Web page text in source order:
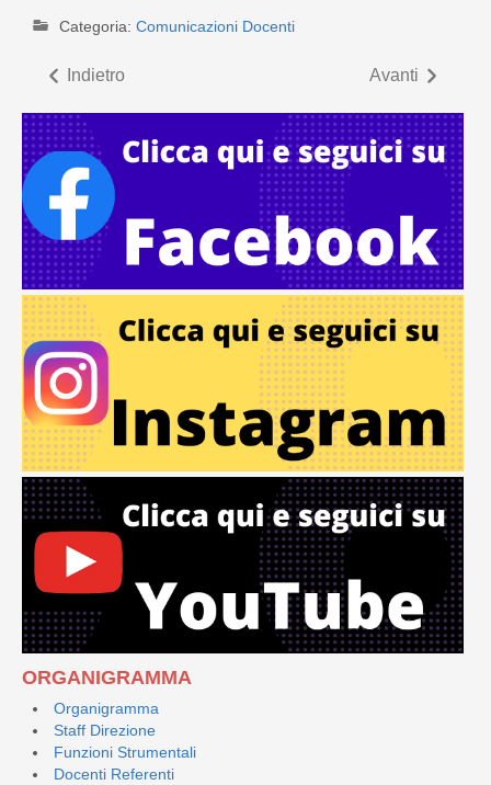
ORGANIGRAMMA
Organigramma
Staff Direzione
Funzioni Strumentali
Docenti Referenti
Categoria: Comunicazioni Docenti
Indietro Avanti